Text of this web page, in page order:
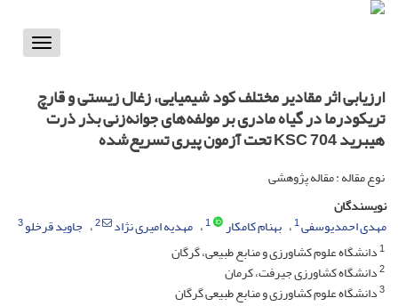
Toggle
ارزیابی اثر مقادیر مختلف کود شیمیایی، زغال زیستی و قارچ
تریکودرما در گیاه مادری بر مولفه‌های جوانه‌زنی بذر ذرت
هیبرید KSC 704 تحت آزمون پیری تسریع‌شده
نوع مقاله : مقاله پژوهشی
نویسندگان
مهدی احمدیوسفی1 بهنام کامکار 1 مهدیه امیری نژاد 2 جاوید قرخلو3
1دانشگاه علوم کشاورزی و منابع طبیعی، گرگان
2دانشگاه کشاورزی جیرفت، کرمان
3دانشگاه علوم کشاورزی و منابع طبیعی گرگان